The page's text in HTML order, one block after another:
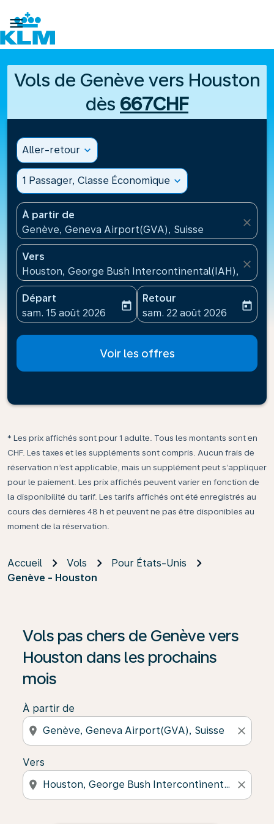

Vols de Genève vers Houston
dès 667CHF
Aller-retour expand_more
1 Passager, Classe Économique expand_more
À partir de
Genève, Geneva Airport(GVA), Suisse
close
Vers
Houston, George Bush Intercontinental(IAH), États-
close
Départ
fc-booking-departure-date-aria-label
sam. 15 août 2026
today
Retour
fc-booking-return-date-
sam. 22 août 2026
today
Voir les offres
* Les prix affichés sont pour 1 adulte. Tous les montants sont en
CHF. Les taxes et les suppléments sont compris. Aucun frais de
réservation n’est applicable, mais un supplément peut s’appliquer
pour le paiement. Les prix affichés peuvent varier en fonction de
la disponibilité du tarif. Les tarifs affichés ont été enregistrés au
cours des dernières 48 h et peuvent ne pas être disponibles au
moment de la réservation.
Accueil Vols
Pour États-Unis
Genève - Houston
Vols pas chers de Genève vers
Houston dans les prochains
mois
À partir de
location_on close
Vers
location_on close